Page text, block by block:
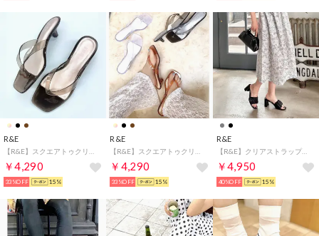
R&E
￥4,290
33%OFF 15%
R&E
￥4,290
33%OFF 15%
R&E
【R&E】クリアストラップ×シフォンギャザーミュールサンダル （ブラック）
￥4,950
40%OFF 15%